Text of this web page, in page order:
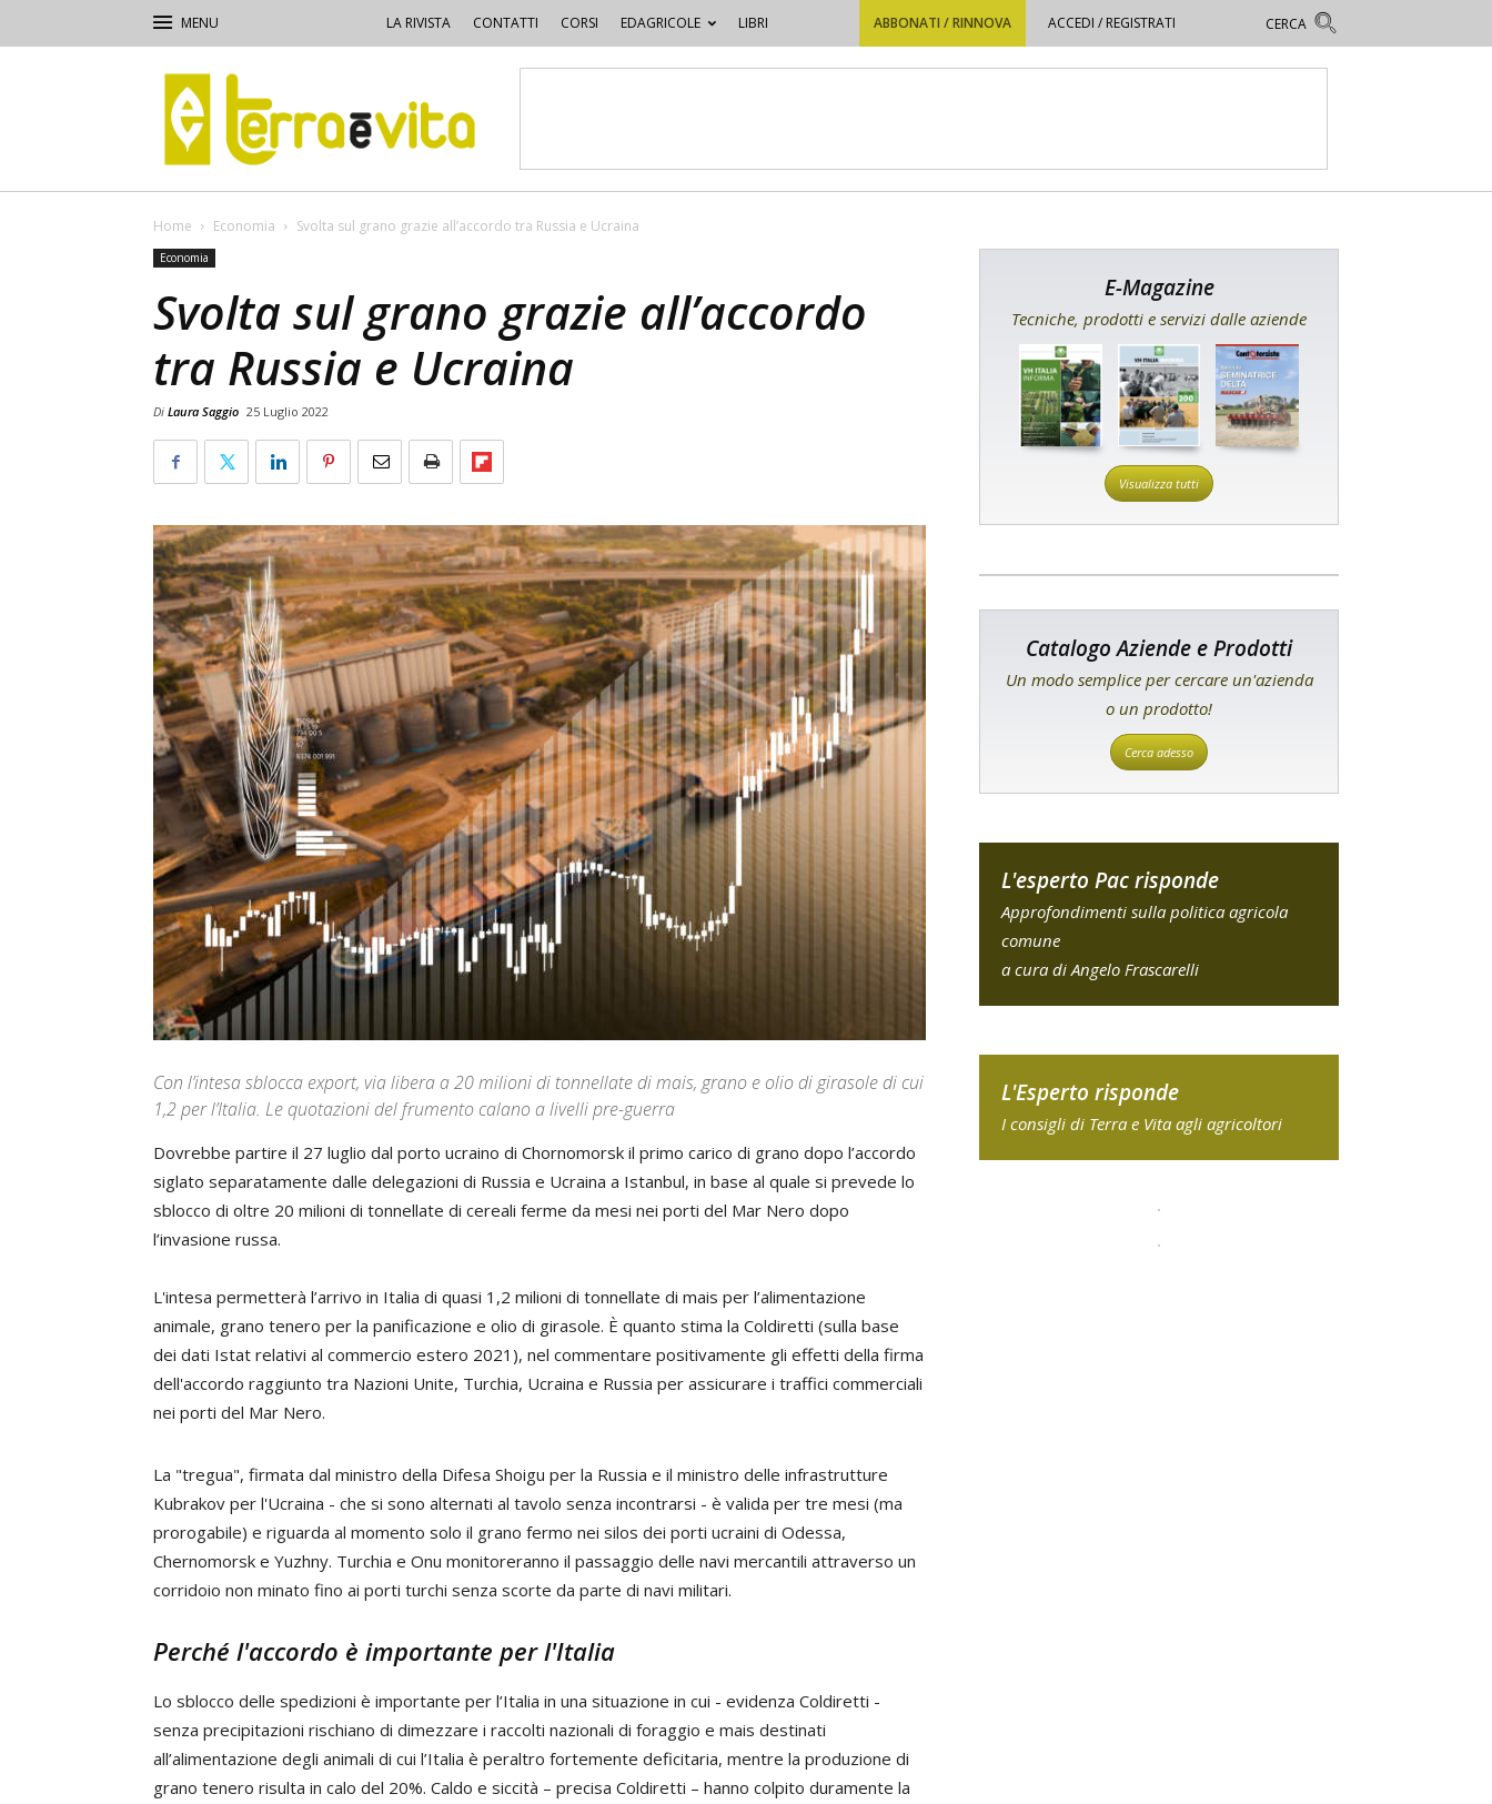
LA RIVISTA CONTATTI CORSI EDAGRICOLE LIBRI ABBONATI / RINNOVA ACCEDI / REGISTRATI
Terra
e
Vita
Home Economia Svolta sul grano grazie all’accordo tra Russia e Ucraina
Economia
Svolta sul grano grazie all’accordo
tra Russia e Ucraina
Di Laura Saggio 25 Luglio 2022
Con l’intesa sblocca export, via libera a 20 milioni di tonnellate di mais, grano e olio di girasole di cui
1,2 per l’Italia. Le quotazioni del frumento calano a livelli pre-guerra
Dovrebbe partire il 27 luglio dal porto ucraino di Chornomorsk il primo carico di grano dopo l’accordo
siglato separatamente dalle delegazioni di Russia e Ucraina a Istanbul, in base al quale si prevede lo
sblocco di oltre 20 milioni di tonnellate di cereali ferme da mesi nei porti del Mar Nero dopo
l’invasione russa.
L'intesa permetterà l’arrivo in Italia di quasi 1,2 milioni di tonnellate di mais per l’alimentazione
animale, grano tenero per la panificazione e olio di girasole. È quanto stima la Coldiretti (sulla base
dei dati Istat relativi al commercio estero 2021), nel commentare positivamente gli effetti della firma
dell'accordo raggiunto tra Nazioni Unite, Turchia, Ucraina e Russia per assicurare i traffici commerciali
nei porti del Mar Nero.
La "tregua", firmata dal ministro della Difesa Shoigu per la Russia e il ministro delle infrastrutture
Kubrakov per l'Ucraina - che si sono alternati al tavolo senza incontrarsi - è valida per tre mesi (ma
prorogabile) e riguarda al momento solo il grano fermo nei silos dei porti ucraini di Odessa,
Chernomorsk e Yuzhny. Turchia e Onu monitoreranno il passaggio delle navi mercantili attraverso un
corridoio non minato fino ai porti turchi senza scorte da parte di navi militari.
Perché l'accordo è importante per l'Italia
Lo sblocco delle spedizioni è importante per l’Italia in una situazione in cui - evidenza Coldiretti -
senza precipitazioni rischiano di dimezzare i raccolti nazionali di foraggio e mais destinati
all’alimentazione degli animali di cui l’Italia è peraltro fortemente deficitaria, mentre la produzione di
grano tenero risulta in calo del 20%. Caldo e siccità – precisa Coldiretti – hanno colpito duramente la
E-Magazine
Tecniche, prodotti e servizi dalle aziende
Visualizza tutti
Catalogo Aziende e Prodotti
Un modo semplice per cercare un'azienda
o un prodotto!
Cerca adesso
L'esperto Pac risponde
Approfondimenti sulla politica agricola
comune
a cura di Angelo Frascarelli
L'Esperto risponde
I consigli di Terra e Vita agli agricoltori